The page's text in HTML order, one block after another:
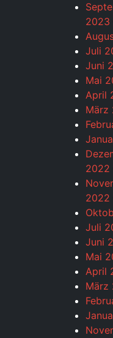
2023
Juli
Juni
Mai
April
März
2022
2022
Juli
Juni
Mai
April
März